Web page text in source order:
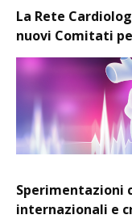
La Rete
nuovi Comitati
Sperimentazioni
internazionali e